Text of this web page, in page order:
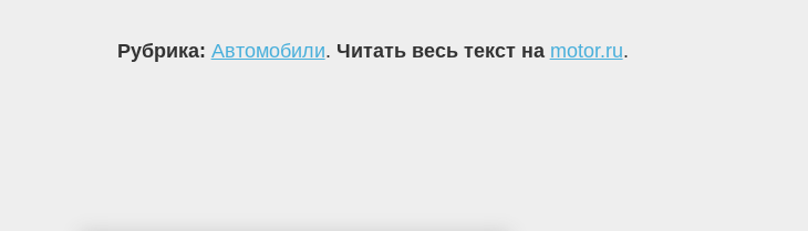
Рубрика: Автомобили. Читать весь текст на motor.ru.